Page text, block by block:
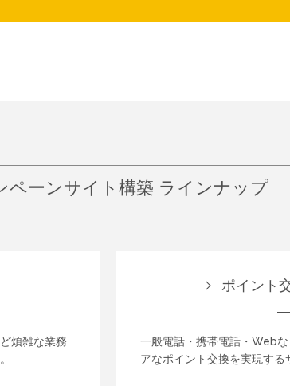
ペーンサイト構築 ラインナップ
煩雑な業務
ポイント
一般電話・携帯電話・Web
アなポイント交換を実現する